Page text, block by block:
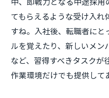
てもらえるような受け入
すね。入社後、転職者にと
ルを覚えたり、新しいメ
など、習得すべきタスクが
作業環境だけでも提供して